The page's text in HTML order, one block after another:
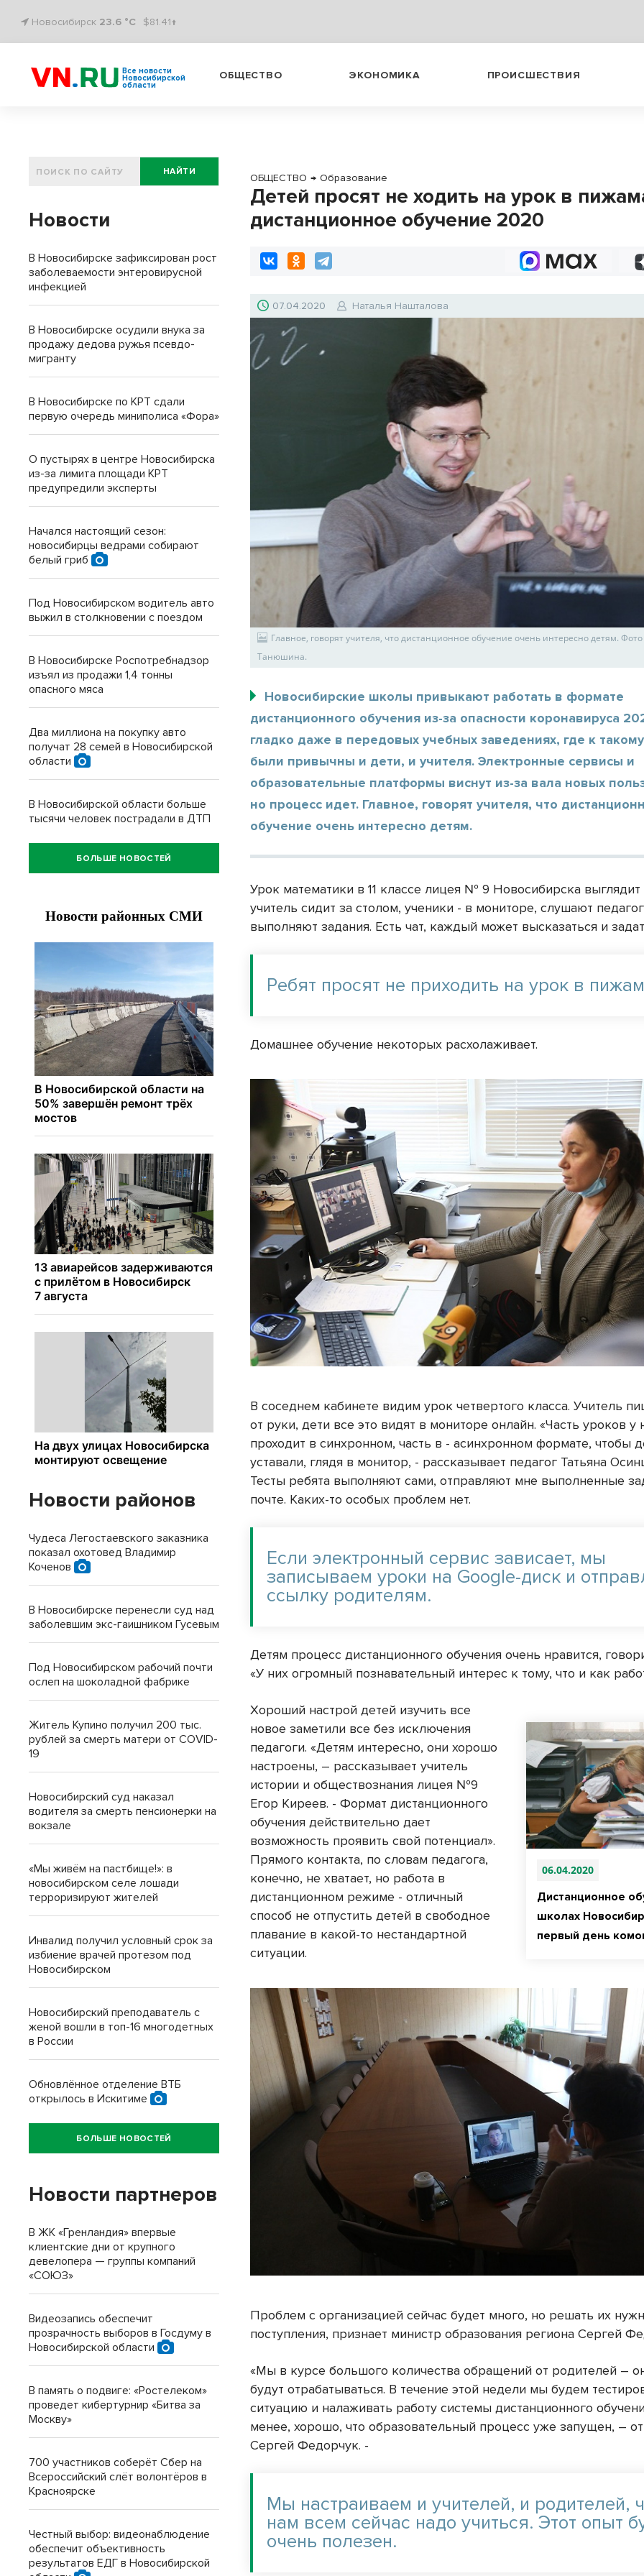
Новосибирск 23.6 °C $81.41↑
Все новости
Новосибирской
области
ОБЩЕСТВО ЭКОНОМИКА ПРОИСШЕСТВИЯ
ОБЩЕСТВО → Образование
Детей просят не ходить на урок в
дистанционное обучение 2020
07.04.2020 Наталья Нашталова
Главное, говорят учителя, что дистанционное обучение очень интересно детям.
Танюшина.
Новосибирские школы привыкают работать в формате
дистанционного обучения из-за опасности коронавируса
гладко даже в передовых учебных заведениях, где к
были привычны и дети, и учителя. Электронные сервисы и
образовательные платформы виснут из-за вала новых
но процесс идет. Главное, говорят учителя, что
обучение очень интересно детям.
Урок математики в 11 классе лицея № 9 Новосибирска выглядит
учитель сидит за столом, ученики - в мониторе, слушают
выполняют задания. Есть чат, каждый может высказаться и
Ребят просят не приходить на урок в
Домашнее обучение некоторых расхолаживает.
В соседнем кабинете видим урок четвертого класса. Учитель
от руки, дети все это видят в мониторе онлайн. «Часть уроков у
проходит в синхронном, часть в - асинхронном формате, чтобы
уставали, глядя в монитор, - рассказывает педагог Татьяна
Тесты ребята выполняют сами, отправляют мне выполненные
почте. Каких-то особых проблем нет.
Если электронный сервис зависает, мы
записываем уроки на Google-диск и
ссылку родителям.
Детям процесс дистанционного обучения очень нравится,
«У них огромный познавательный интерес к тому, что и как
06.04.2020
Дистанционное
школах
первый день
Хороший настрой детей изучить все
новое заметили все без исключения
педагоги. «Детям интересно, они хорошо
настроены, – рассказывает учитель
истории и обществознания лицея №9
Егор Киреев. - Формат дистанционного
обучения действительно дает
возможность проявить свой потенциал».
Прямого контакта, по словам педагога,
конечно, не хватает, но работа в
дистанционном режиме - отличный
способ не отпустить детей в свободное
плавание в какой-то нестандартной
ситуации.
Проблем с организацией сейчас будет много, но решать их
поступления, признает министр образования региона Сергей
«Мы в курсе большого количества обращений от родителей –
будут отрабатываться. В течение этой недели мы будем
ситуацию и налаживать работу системы дистанционного
менее, хорошо, что образовательный процесс уже запущен, –
Сергей Федорчук. -
Мы настраиваем и учителей, и родителей,
нам всем сейчас надо учиться. Этот опыт
очень полезен.
НАЙТИ
Новости
В Новосибирске зафиксирован рост
заболеваемости энтеровирусной
инфекцией
В Новосибирске осудили внука за
продажу дедова ружья псевдо-
мигранту
В Новосибирске по КРТ сдали
первую очередь миниполиса «Фора»
О пустырях в центре Новосибирска
из-за лимита площади КРТ
предупредили эксперты
Начался настоящий сезон:
новосибирцы ведрами собирают
белый гриб
Под Новосибирском водитель авто
выжил в столкновении с поездом
В Новосибирске Роспотребнадзор
изъял из продажи 1,4 тонны
опасного мяса
Два миллиона на покупку авто
получат 28 семей в Новосибирской
области
В Новосибирской области больше
тысячи человек пострадали в ДТП
БОЛЬШЕ НОВОСТЕЙ
Новости районов
Чудеса Легостаевского заказника
показал охотовед Владимир
Коченов
В Новосибирске перенесли суд над
заболевшим экс-гаишником Гусевым
Под Новосибирском рабочий почти
ослеп на шоколадной фабрике
Житель Купино получил 200 тыс.
рублей за смерть матери от COVID-
19
Новосибирский суд наказал
водителя за смерть пенсионерки на
вокзале
«Мы живём на пастбище!»: в
новосибирском селе лошади
терроризируют жителей
Инвалид получил условный срок за
избиение врачей протезом под
Новосибирском
Новосибирский преподаватель с
женой вошли в топ-16 многодетных
в России
Обновлённое отделение ВТБ
открылось в Искитиме
БОЛЬШЕ НОВОСТЕЙ
Новости партнеров
В ЖК «Гренландия» впервые
клиентские дни от крупного
девелопера — группы компаний
«СОЮЗ»
Видеозапись обеспечит
прозрачность выборов в Госдуму в
Новосибирской области
В память о подвиге: «Ростелеком»
проведет кибертурнир «Битва за
Москву»
700 участников соберёт Сбер на
Всероссийский слёт волонтёров в
Красноярске
Честный выбор: видеонаблюдение
обеспечит объективность
результатов ЕДГ в Новосибирской